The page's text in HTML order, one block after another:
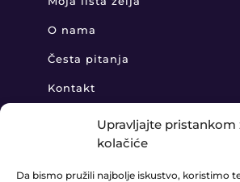
Upravljajte pristankom
kolačiće
Da bismo pružili najbolje iskustvo, koristimo
O nama
Česta pitanja
Kontakt